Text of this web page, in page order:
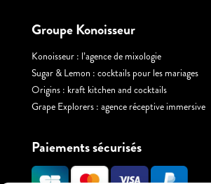
Groupe Konoisseur
Konoisseur : l’agence de mixologie
Sugar & Lemon : cocktails pour les mariages
Origins : kraft kitchen and cocktails
Grape Explorers : agence réceptive immersive
Paiements sécurisés